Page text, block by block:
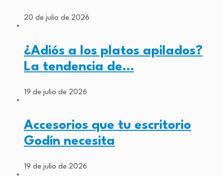
20 de julio de 2026
¿Adiós a los platos apilados?
La tendencia de…
19 de julio de 2026
Accesorios que tu escritorio
Godín necesita
19 de julio de 2026